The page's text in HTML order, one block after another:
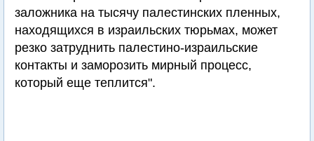
заложника на тысячу палестинских пленных,
находящихся в израильских тюрьмах, может
резко затруднить палестино-израильские
контакты и заморозить мирный процесс,
который еще теплится".